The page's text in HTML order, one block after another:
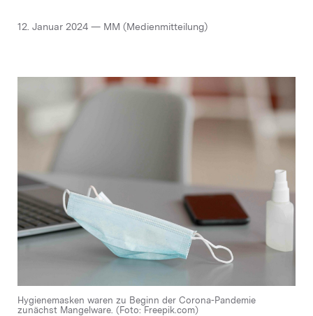
12. Januar 2024 — MM (Medienmitteilung)
Hygienemasken waren zu Beginn der Corona-Pandemie
zunächst Mangelware. (Foto: Freepik.com)